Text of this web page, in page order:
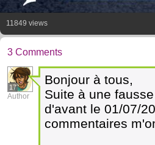
11849 views
3 Comments
17
Author
Bonjour à tous,
Suite à une
d'avant le 01/07/
commentaires